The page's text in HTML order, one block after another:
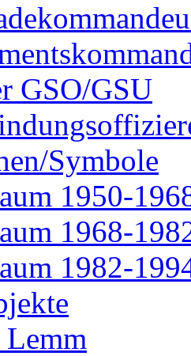
GSO/GSU
Symbole
1950-
1968-
1982-